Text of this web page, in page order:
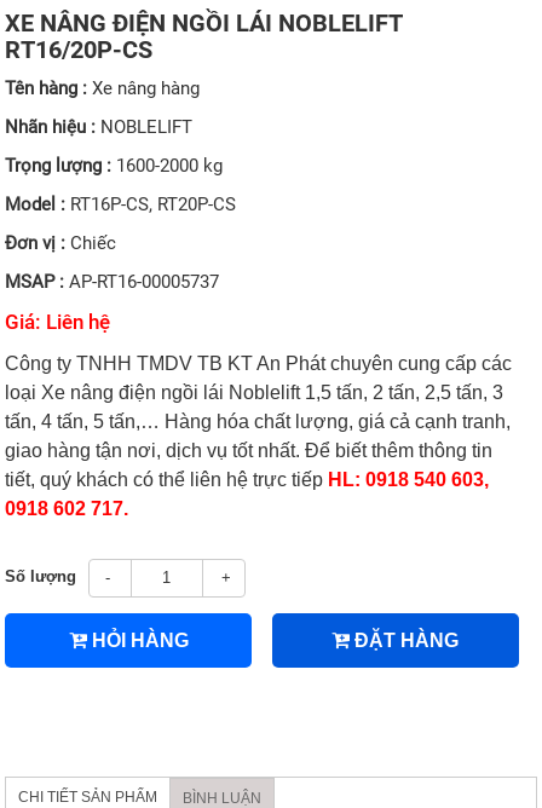
XE NÂNG ĐIỆN NGỒI LÁI NOBLELIFT
RT16/20P-CS
Tên hàng :Xe nâng hàng
Nhãn hiệu : NOBLELIFT
Trọng lượng : 1600-2000 kg
Model : RT16P-CS, RT20P-CS
Đơn vị :Chiếc
MSAP :AP-RT16-00005737
Giá: Liên hệ
Công ty TNHH TMDV TB KT An Phát chuyên cung cấp các
loại Xe nâng điện ngồi lái Noblelift 1,5 tấn, 2 tấn, 2,5 tấn, 3
tấn, 4 tấn, 5 tấn,… Hàng hóa chất lượng, giá cả cạnh tranh,
giao hàng tận nơi, dịch vụ tốt nhất. Để biết thêm thông tin
tiết, quý khách có thể liên hệ trực tiếp HL: 0918 540 603,
0918 602 717.
Số lượng - +
HỎI HÀNG ĐẶT HÀNG
CHI TIẾT SẢN PHẨM BÌNH LUẬN